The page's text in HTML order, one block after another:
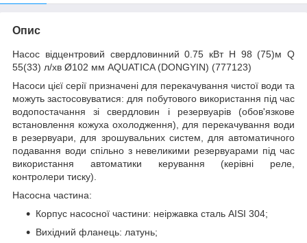
Опис
Насос відцентровий свердловинний 0.75 кВт H 98 (75)м Q
55(33) л/хв Ø102 мм AQUATICA (DONGYIN) (777123)
Насоси цієї серії призначені для перекачування чистої води та
можуть застосовуватися: для побутового використання під час
водопостачання зі свердловин і резервуарів (обов'язкове
встановлення кожуха охолодження), для перекачування води
в резервуари, для зрошувальних систем, для автоматичного
подавання води спільно з невеликими резервуарами під час
використання автоматики керування (керівні реле,
контролери тиску).
Насосна частина:
Корпус насосної частини: неіржавка сталь AISI 304;
Вихідний фланець: латунь;